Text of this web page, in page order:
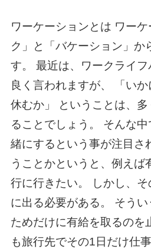
ワーケーションとは ワー
ク」と「バケーション」か
す。 最近は、ワークライ
良く言われますが、 「い
休むか」 ということは、
ることでしょう。 そんな
緒にするという事が注目さ
うことかというと、例えば
行に行きたい。 しかし、
に出る必要がある。 そう
ためだけに有給を取るのを
も旅行先でその1日だけ仕